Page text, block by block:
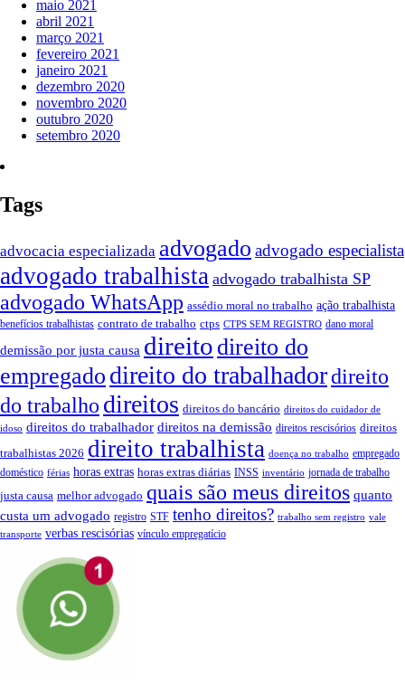
maio 2021
abril 2021
março 2021
fevereiro 2021
janeiro 2021
dezembro 2020
novembro 2020
outubro 2020
setembro 2020
Tags
advocacia especializada advogado advogado especialista
advogado trabalhista advogado trabalhista SP
advogado WhatsApp assédio moral no trabalho ação trabalhista
benefícios trabalhistas contrato de trabalho ctps CTPS SEM REGISTRO dano moral
demissão por justa causa direito direito do
empregado direito do trabalhadordireito
do trabalho direitos direitos do bancário direitos do cuidador de
idoso direitos do trabalhador direitos na demissão direitos rescisórios direitos
trabalhistas 2026 direito trabalhista doença no trabalho empregado
doméstico férias horas extras horas extras diárias INSS inventário jornada de trabalho
justa causa melhor advogado quais são meus direitos quanto
custa um advogado registro STF tenho direitos? trabalho sem registro vale
transporte verbas rescisórias vínculo empregatício